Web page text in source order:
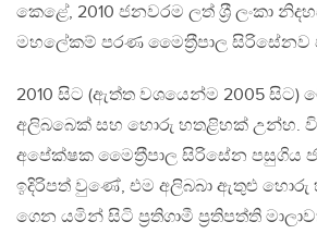
කෙළේ, 2010 ජනවරම ලත් ශ‍්‍රී ලංකා
මහලේකම් පරණ මෛත‍්‍රීපාල සිරිසේනව
2010 සිට (ඇත්ත වශයෙන්ම 2005 සිට)
අලිබබෙක් සහ හොරු හතළිහක් උන්හ.
අපේක්ෂක මෛත‍්‍රීපාල සිරිසේන පසුගිය
ඉදිරිපත් වුණේ, එම අලිබබා ඇතුළු
ගෙන යමින් සිටි ප‍්‍රතිගාමී ප‍්‍රතිපත්ති